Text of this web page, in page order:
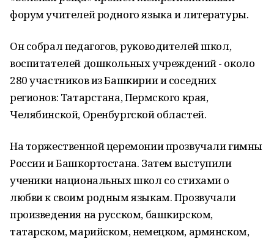
форум учителей родного языка и литературы.
Он собрал педагогов, руководителей школ,
воспитателей дошкольных учреждений - около
280 участников из Башкирии и соседних
регионов: Татарстана, Пермского края,
Челябинской, Оренбургской областей.
На торжественной церемонии прозвучали гимны
России и Башкортостана. Затем выступили
ученики национальных школ со стихами о
любви к своим родным языкам. Прозвучали
произведения на русском, башкирском,
татарском, марийском, немецком, армянском,